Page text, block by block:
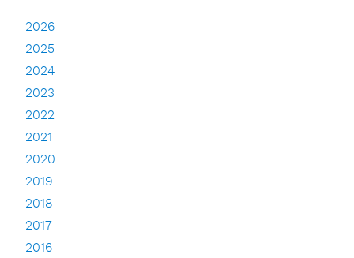
2026
2025
2024
2023
2022
2021
2020
2019
2018
2017
2016